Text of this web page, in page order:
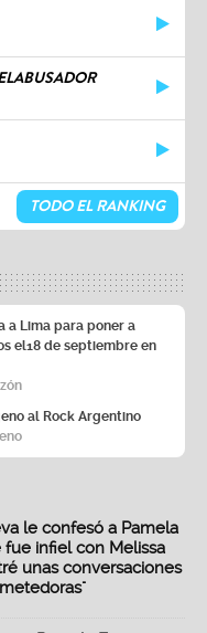
TODO EL RANKING
a Lima para poner a
el18 de septiembre en
al Rock Argentino
le confesó a Pamela
fue infiel con Melissa
unas conversaciones